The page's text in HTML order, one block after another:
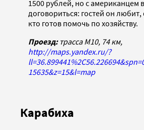
1500 рублей, но с американцем
договориться: гостей он любит,
кто готов помочь по хозяйству.
Проезд: трасса М10, 74 км,
http://maps.yandex.ru/?
15635&z=15&l=map
Карабиха